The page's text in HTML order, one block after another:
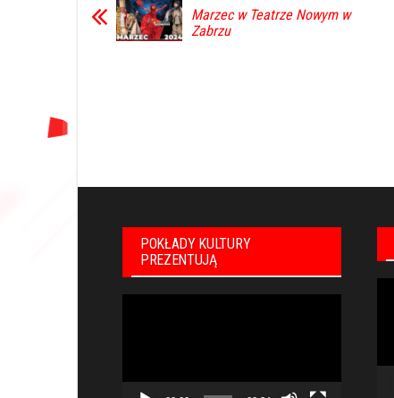
Marzec w Teatrze Nowym w
Zabrzu
POKŁADY KULTURY
PREZENTUJĄ